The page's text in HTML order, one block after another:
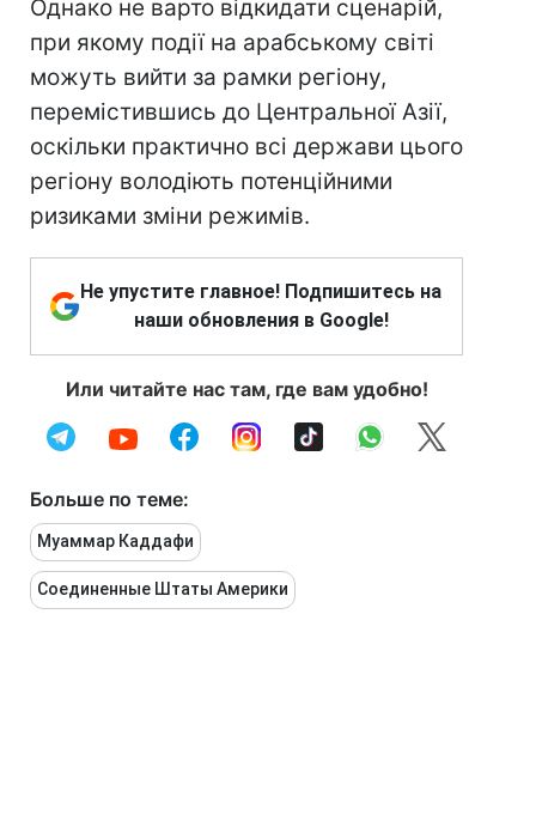
Однако не варто відкидати сценарій,
при якому події на арабському світі
можуть вийти за рамки регіону,
перемістившись до Центральної Азії,
оскільки практично всі держави цього
регіону володіють потенційними
ризиками зміни режимів.
Не упустите главное! Подпишитесь на
наши обновления в Google!
Или читайте нас там, где вам удобно!
Больше по теме:
Муаммар Каддафи
Соединенные Штаты Америки